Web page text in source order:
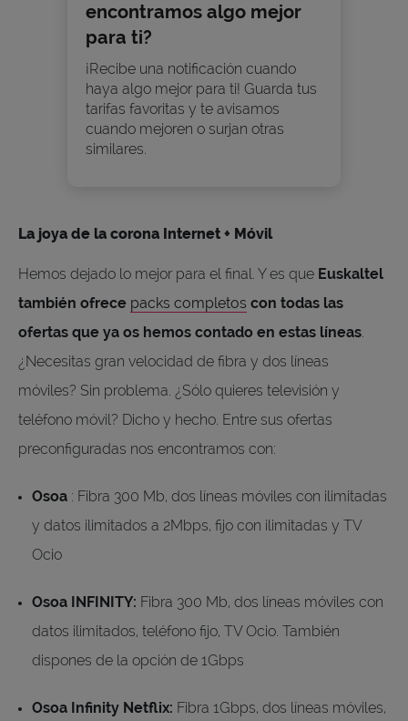
encontramos algo mejor
para ti?
¡Recibe una notificación cuando
haya algo mejor para ti! Guarda tus
tarifas favoritas y te avisamos
cuando mejoren o surjan otras
similares.
La joya de la corona Internet + Móvil
Hemos dejado lo mejor para el final. Y es que Euskaltel
también ofrece packs completos con todas las
ofertas que ya os hemos contado en estas líneas.
¿Necesitas gran velocidad de fibra y dos líneas
móviles? Sin problema. ¿Sólo quieres televisión y
teléfono móvil? Dicho y hecho. Entre sus ofertas
preconfiguradas nos encontramos con:
Osoa : Fibra 300 Mb, dos líneas móviles con ilimitadas
y datos ilimitados a 2Mbps, fijo con ilimitadas y TV
Ocio
Osoa INFINITY: Fibra 300 Mb, dos líneas móviles con
datos ilimitados, teléfono fijo, TV Ocio. También
dispones de la opción de 1Gbps
Osoa Infinity Netflix: Fibra 1Gbps, dos líneas móviles,